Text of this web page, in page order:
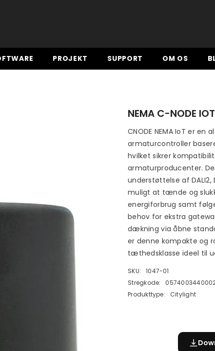
PROJEKT SUPPORT OM OS
NEMA C-NODE
CNODE NEMA IoT er
armaturcontroller
hvilket sikrer
armaturproducenter.
understøttelse af DALI2,
muligt at tænde og
energiforbrug samt
behov for ekstra
dækning via åbne
er denne kompakte og
tæthedsklasse ideel til
SKU:
1047-01
Stregkode:
Produkttype:
Citylight